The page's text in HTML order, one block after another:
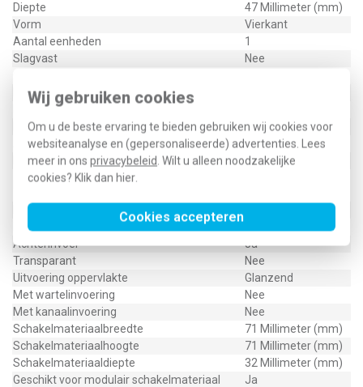
Wij gebruiken cookies
Om u de beste ervaring te bieden gebruiken wij cookies voor
websiteanalyse en (gepersonaliseerde) advertenties. Lees
meer in ons privacybeleid . Wilt u alleen noodzakelijke
cookies? Klik dan hier
Cookies accepteren
Diepte
47 Millimeter (mm)
Vorm
Vierkant
Aantal eenheden
1
Slagvast
Nee
Met kabelinvoer
Materiaalkwaliteit
Materiaal
Kunststof
Aantal invoeren
0
Met afdekraam
Ja
Montagerichting
RAL-nummer (vergelijkbaar)
Beschermingsgraad (IP)
Achterinvoer
Ja
Transparant
Nee
Uitvoering oppervlakte
Glanzend
Met wartelinvoering
Nee
Met kanaalinvoering
Nee
Schakelmateriaalbreedte
71 Millimeter (mm)
Schakelmateriaalhoogte
71 Millimeter (mm)
Schakelmateriaaldiepte
32 Millimeter (mm)
Geschikt voor modulair schakelmateriaal
Ja